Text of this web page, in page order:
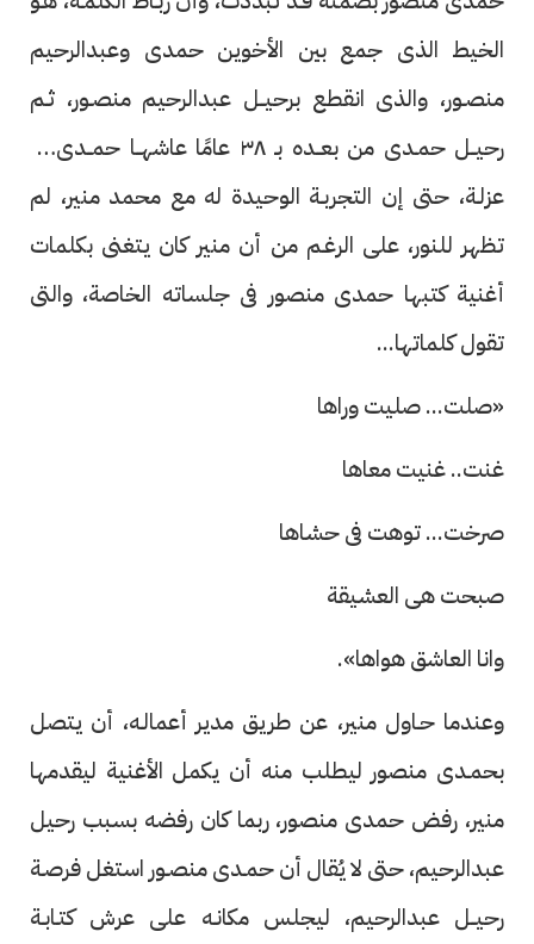
الخيط الذى جمع بين الأخوين حمدى وعبدالرحيم
منصـور، والذى انقطع برحيــل عبدالرحيم منصـور، ثـم
رحيــل حمـدى من بعــده بـ ٣٨ عامًا عاشهــا حمــدى فى
عزلـة، حتى إن التجربـة الوحيدة له مع محمد منير، لم
تظهر للنور، على الرغـم من أن منير كان يتغنى بكلمات
أغنية كتبها حمدى منصور فى جلساته الخاصة، والتى
تقول كلماتها...
«صلت... صليت وراها
غنت.. غنيت معاها
صرخت... توهت فى حشاها
صبحت هى العشيقة
وانا العاشق هواها».
وعندما حـاول منير، عن طريق مدير أعمالـه، أن يتصل
بحمـدى منصور ليطلب منه أن يكمل الأغنية ليقدمها
منير، رفض حمدى منصور، ربما كان رفضه بسبب رحيل
عبدالرحيم، حتى لا يُقال أن حمـدى منصـور استغل فرصـة
رحيــل عبدالرحيم، ليجلس مكانـه على عرش كتـابـة